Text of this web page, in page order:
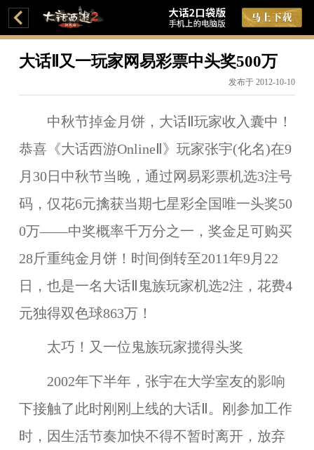
大话Ⅱ又一玩家网易彩票中头奖500万
发布于 2012-10-10
中秋节掉金月饼，大话Ⅱ玩家收入囊中！
恭喜《大话西游OnlineⅡ》玩家张宇(化名)在9
月30日中秋节当晚，通过网易彩票机选3注号
码，仅花6元擒获当期七星彩全国唯一头奖50
0万——中奖概率千万分之一，奖金足可购买
28斤重纯金月饼！时间倒转至2011年9月22
日，也是一名大话Ⅱ鬼族玩家机选2注，花费4
元独得双色球863万！
太巧！又一位鬼族玩家揽得头奖
2002年下半年，张宇在大学室友的影响
下接触了此时刚刚上线的大话Ⅱ。刚参加工作
时，因生活节奏加快不得不暂时离开，放弃